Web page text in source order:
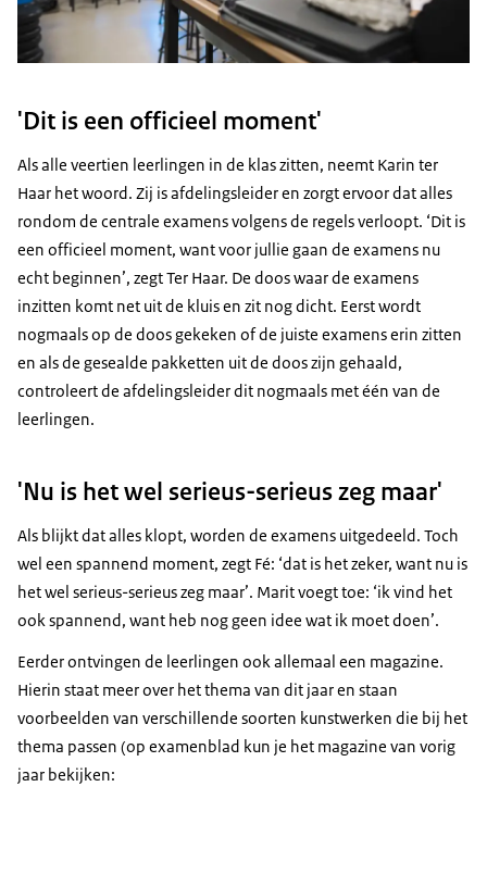
'Dit is een officieel moment'
Als alle veertien leerlingen in de klas zitten, neemt Karin ter
Haar het woord. Zij is afdelingsleider en zorgt ervoor dat alles
rondom de centrale examens volgens de regels verloopt. ‘Dit is
een officieel moment, want voor jullie gaan de examens nu
echt beginnen’, zegt Ter Haar. De doos waar de examens
inzitten komt net uit de kluis en zit nog dicht. Eerst wordt
nogmaals op de doos gekeken of de juiste examens erin zitten
en als de gesealde pakketten uit de doos zijn gehaald,
controleert de afdelingsleider dit nogmaals met één van de
leerlingen.
'Nu is het wel serieus-serieus zeg maar'
Als blijkt dat alles klopt, worden de examens uitgedeeld. Toch
wel een spannend moment, zegt Fé: ‘dat is het zeker, want nu is
het wel serieus-serieus zeg maar’. Marit voegt toe: ‘ik vind het
ook spannend, want heb nog geen idee wat ik moet doen’.
Eerder ontvingen de leerlingen ook allemaal een magazine.
Hierin staat meer over het thema van dit jaar en staan
voorbeelden van verschillende soorten kunstwerken die bij het
thema passen (op examenblad kun je het magazine van vorig
jaar bekijken: